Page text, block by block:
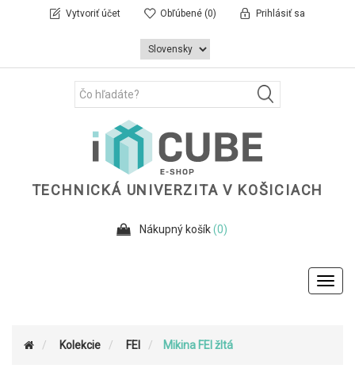
Vytvoriť účet Obľúbené (0) Prihlásiť sa
TECHNICKÁ UNIVERZITA V KOŠICIACH
Nákupný košík(0)
Kolekcie FEI Mikina FEI žltá